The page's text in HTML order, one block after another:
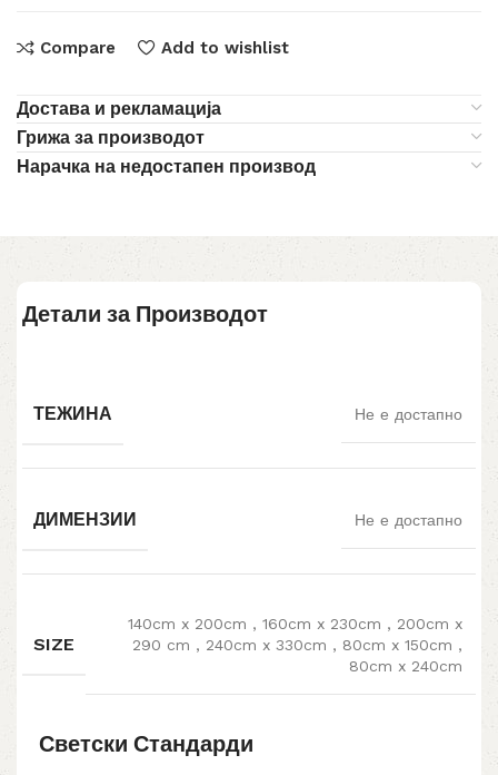
Compare Add to wishlist
Достава и рекламација
Грижа за производот
Нарачка на недостапен производ
Детали за Производот
ТЕЖИНА Не е достапно
ДИМЕНЗИИ Не е достапно
SIZE
140cm x 200cm , 160cm x 230cm , 200cm x
290 cm , 240cm x 330cm , 80cm x 150cm ,
80cm x 240cm
Светски Стандарди